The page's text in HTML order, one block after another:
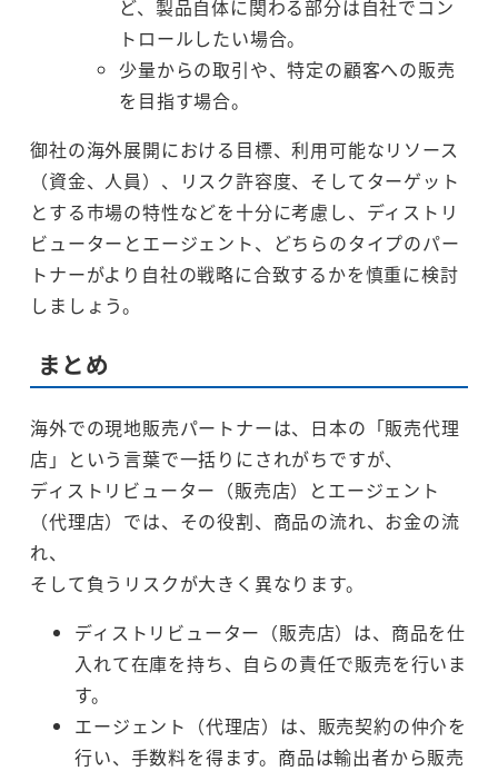
ど、製品自体に関わる部分は自社でコン
トロールしたい場合。
少量からの取引や、特定の顧客への販売
を目指す場合。
御社の海外展開における目標、利用可能なリソース
（資金、人員）、リスク許容度、そしてターゲット
とする市場の特性などを十分に考慮し、ディストリ
ビューターとエージェント、どちらのタイプのパー
トナーがより自社の戦略に合致するかを慎重に検討
しましょう。
まとめ
海外での現地販売パートナーは、日本の「販売代理
店」という言葉で一括りにされがちですが、
ディストリビューター（販売店）とエージェント
（代理店）では、その役割、商品の流れ、お金の流
れ、
そして負うリスクが大きく異なります。
ディストリビューター（販売店）は、商品を仕
入れて在庫を持ち、自らの責任で販売を行いま
す。
エージェント（代理店）は、販売契約の仲介を
行い、手数料を得ます。商品は輸出者から販売